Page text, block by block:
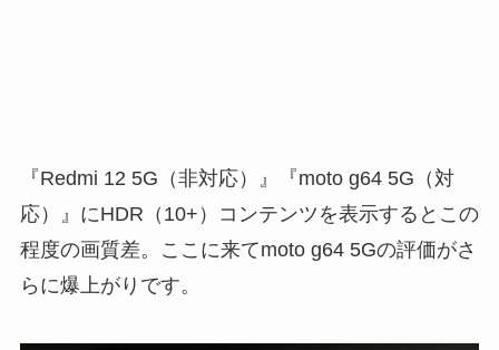
『Redmi 12 5G（非対応）』『moto g64 5G（対
応）』にHDR（10+）コンテンツを表示するとこの
程度の画質差。ここに来てmoto g64 5Gの評価がさ
らに爆上がりです。